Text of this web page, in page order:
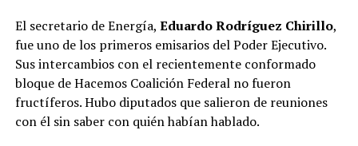
El secretario de Energía, Eduardo Rodríguez Chirillo,
fue uno de los primeros emisarios del Poder Ejecutivo.
Sus intercambios con el recientemente conformado
bloque de Hacemos Coalición Federal no fueron
fructíferos. Hubo diputados que salieron de reuniones
con él sin saber con quién habían hablado.